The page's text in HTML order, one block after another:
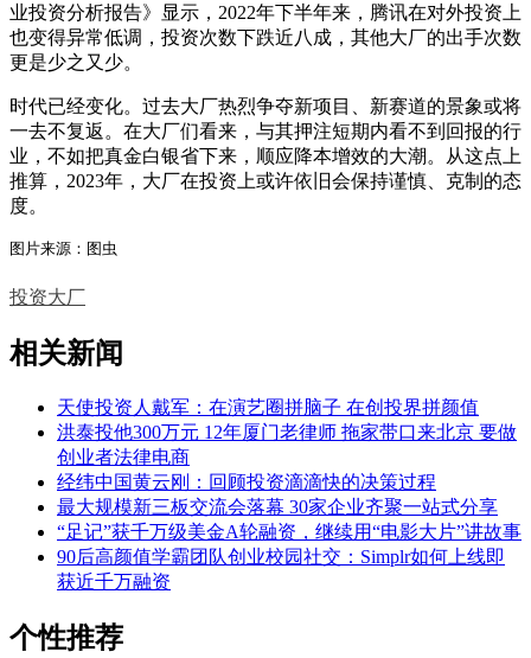
业投资分析报告》显示，2022年下半年来，腾讯在对外投资上
也变得异常低调，投资次数下跌近八成，其他大厂的出手次数
更是少之又少。
时代已经变化。过去大厂热烈争夺新项目、新赛道的景象或将
一去不复返。在大厂们看来，与其押注短期内看不到回报的行
业，不如把真金白银省下来，顺应降本增效的大潮。从这点上
推算，2023年，大厂在投资上或许依旧会保持谨慎、克制的态
度。
图片来源：图虫
投资大厂
相关新闻
天使投资人戴军：在演艺圈拼脑子 在创投界拼颜值
洪泰投他300万元 12年厦门老律师 拖家带口来北京 要做
创业者法律电商
经纬中国黄云刚：回顾投资滴滴快的决策过程
最大规模新三板交流会落幕 30家企业齐聚一站式分享
“足记”获千万级美金A轮融资，继续用“电影大片”讲故事
90后高颜值学霸团队创业校园社交：Simplr如何上线即
获近千万融资
个性推荐